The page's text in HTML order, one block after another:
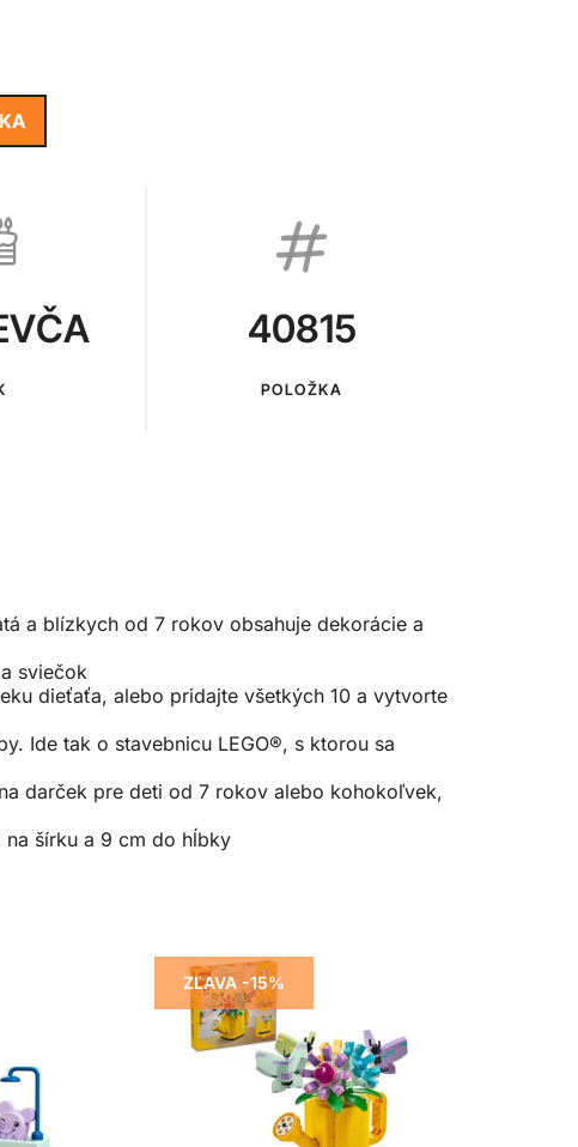
40815
POLOŽKA
a blízkych od 7 rokov obsahuje dekorácie a
sviečok
dieťaťa, alebo pridajte všetkých 10 a vytvorte
Ide tak o stavebnicu LEGO®, s ktorou sa
darček pre deti od 7 rokov alebo kohokoľvek,
na šírku a 9 cm do hĺbky
ZĽAVA -15%